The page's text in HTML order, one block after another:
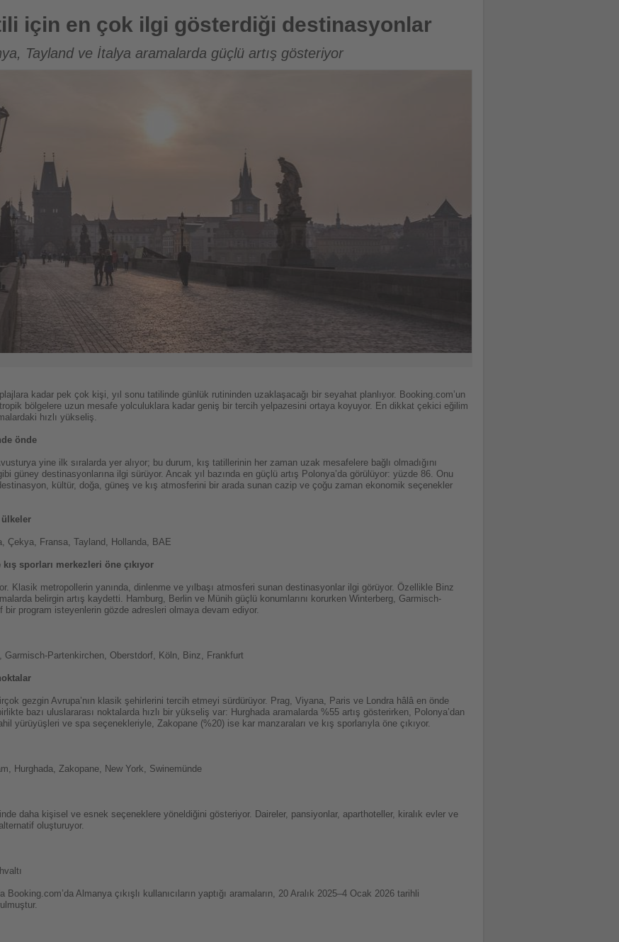
gösterdiği destinasyonlar
için en çok ilgi gösterdiği destinasyonlar
Tayland ve İtalya aramalarda güçlü artış gösteriyor
kadar pek çok kişi, yıl sonu tatilinde günlük rutininden uzaklaşacağı bir seyahat planlıyor. Booking.com’un
bölgelere uzun mesafe yolculuklara kadar geniş bir tercih yelpazesini ortaya koyuyor. En dikkat çekici eğilim
hızlı yükseliş.
önde
yine ilk sıralarda yer alıyor; bu durum, kış tatillerinin her zaman uzak mesafelere bağlı olmadığını
güney destinasyonlarına ilgi sürüyor. Ancak yıl bazında en güçlü artış Polonya’da görülüyor: yüzde 86. Onu
kültür, doğa, güneş ve kış atmosferini bir arada sunan cazip ve çoğu zaman ekonomik seçenekler
ülkeler
Çekya, Fransa, Tayland, Hollanda, BAE
sporları merkezleri öne çıkıyor
Klasik metropollerin yanında, dinlenme ve yılbaşı atmosferi sunan destinasyonlar ilgi görüyor. Özellikle Binz
belirgin artış kaydetti. Hamburg, Berlin ve Münih güçlü konumlarını korurken Winterberg, Garmisch-
program isteyenlerin gözde adresleri olmaya devam ediyor.
Garmisch-Partenkirchen, Oberstdorf, Köln, Binz, Frankfurt
gezgin Avrupa’nın klasik şehirlerini tercih etmeyi sürdürüyor. Prag, Viyana, Paris ve Londra hâlâ en önde
bazı uluslararası noktalarda hızlı bir yükseliş var: Hurghada aramalarda %55 artış gösterirken, Polonya’dan
yürüyüşleri ve spa seçenekleriyle, Zakopane (%20) ise kar manzaraları ve kış sporlarıyla öne çıkıyor.
Hurghada, Zakopane, New York, Swinemünde
daha kişisel ve esnek seçeneklere yöneldiğini gösteriyor. Daireler, pansiyonlar, aparthoteller, kiralık evler ve
oluşturuyor.
Almanya çıkışlı kullanıcıların yaptığı aramaların, 20 Aralık 2025–4 Ocak 2026 tarihli